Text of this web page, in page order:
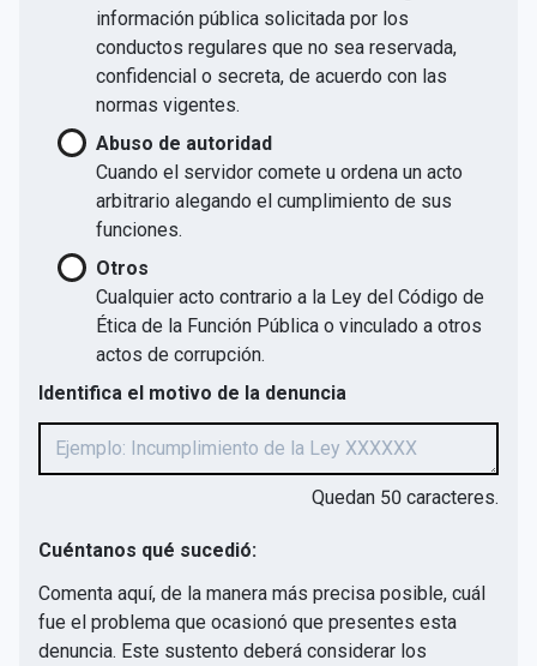
información pública solicitada por los
conductos regulares que no sea reservada,
confidencial o secreta, de acuerdo con las
normas vigentes.
Abuso de autoridad
Cuando el servidor comete u ordena un acto
arbitrario alegando el cumplimiento de sus
funciones.
Otros
Cualquier acto contrario a la Ley del Código de
Ética de la Función Pública o vinculado a otros
actos de corrupción.
Identifica el motivo de la denuncia
Quedan 50 caracteres.
Cuéntanos qué sucedió:
Comenta aquí, de la manera más precisa posible, cuál
fue el problema que ocasionó que presentes esta
denuncia. Este sustento deberá considerar los